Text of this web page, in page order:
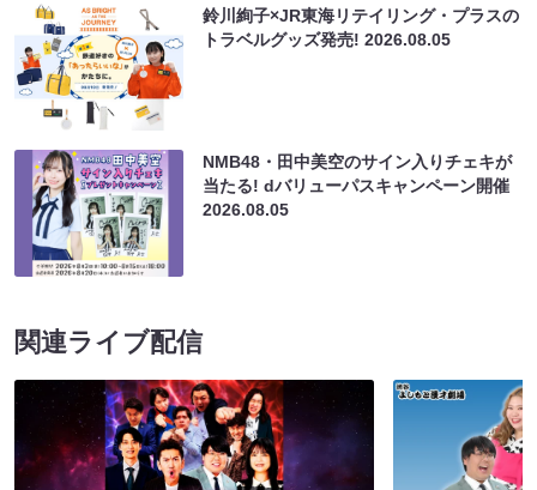
鈴川絢子×JR東海リテイリング・プラスの
トラベルグッズ発売!2026.08.05
NMB48・田中美空のサイン入りチェキが
当たる! dバリューパスキャンペーン開催
2026.08.05
関連ライブ配信